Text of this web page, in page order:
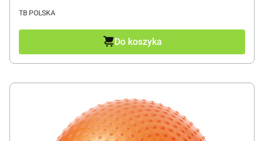
PRODUCENT
TB POLSKA
Do koszyka